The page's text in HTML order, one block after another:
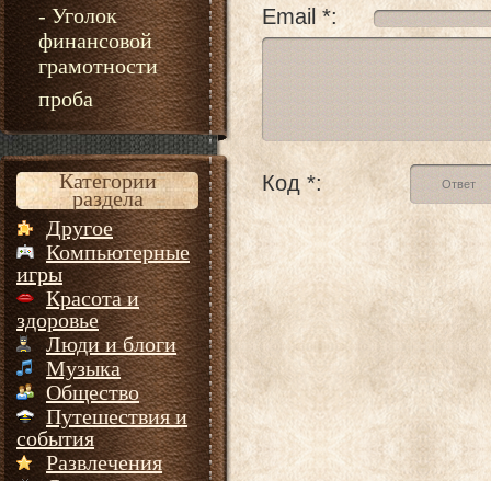
- Уголок
финансовой
грамотности
проба
Категории
раздела
Другое
Компьютерные
игры
Красота и
здоровье
Люди и блоги
Музыка
Общество
Путешествия и
события
Развлечения
Email *:
Код *: